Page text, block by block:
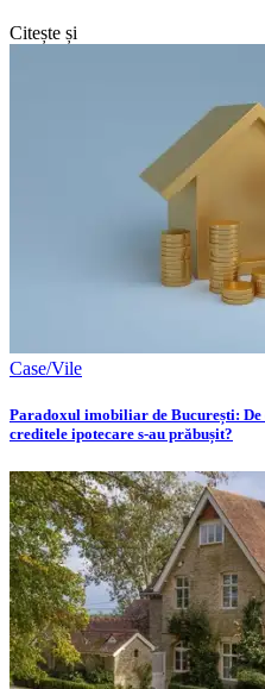
Citește și
Case/Vile
Paradoxul imobiliar de București:
creditele ipotecare s-au prăbușit?